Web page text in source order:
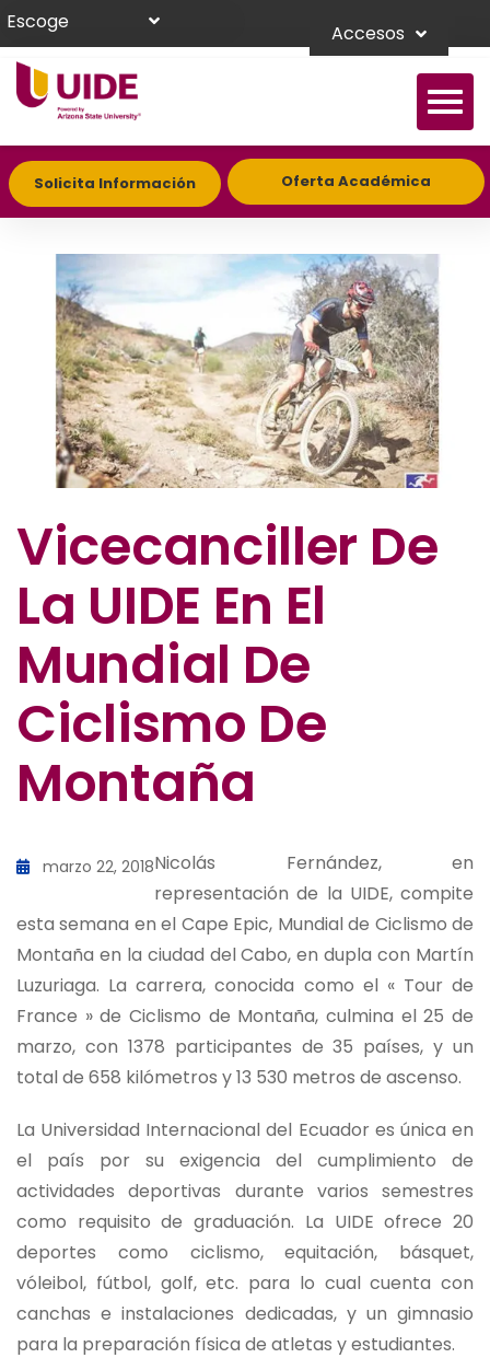
Escoge Accesos
Solicita Información Oferta Académica
Vicecanciller De
La UIDE En El
Mundial De
Ciclismo De
Montaña
marzo 22, 2018Nicolás Fernández, en
representación de la UIDE, compite
esta semana en el Cape Epic, Mundial de Ciclismo de
Montaña en la ciudad del Cabo, en dupla con Martín
Luzuriaga. La carrera, conocida como el « Tour de
France » de Ciclismo de Montaña, culmina el 25 de
marzo, con 1378 participantes de 35 países, y un
total de 658 kilómetros y 13 530 metros de ascenso.
La Universidad Internacional del Ecuador es única en
el país por su exigencia del cumplimiento de
actividades deportivas durante varios semestres
como requisito de graduación. La UIDE ofrece 20
deportes como ciclismo, equitación, básquet,
vóleibol, fútbol, golf, etc. para lo cual cuenta con
canchas e instalaciones dedicadas, y un gimnasio
para la preparación física de atletas y estudiantes.